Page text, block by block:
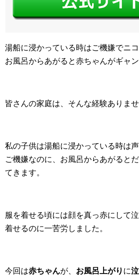
湯船に浸かっている時はご機嫌でニコ
お風呂からあがると赤ちゃんがギャ
皆さんの家庭は、そんな経験ありま
私の子供は湯船に浸かっている時は
ご機嫌なのに、お風呂からあがると
てきます。
服を着せる頃には顔を真っ赤にして
着せるのに一苦労しました。
今回は赤ちゃんが、 お風呂上がり に